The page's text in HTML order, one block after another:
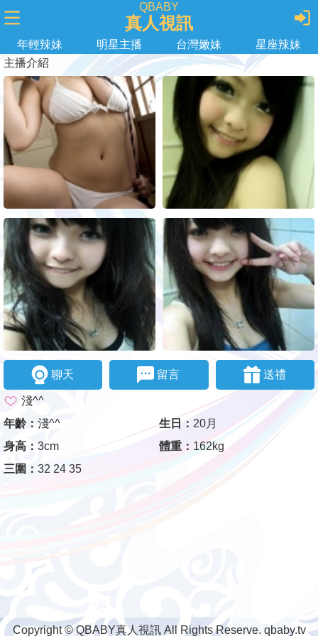
QBABY
真人視訊
年輕辣妹 明星主播 台灣嫩妹
星座辣妹
主播介紹
聊天 留言 送禮
淺^^
年齡： 淺^^ 生日： 20月
身高： 3cm 體重： 162kg
三圍： 32 24 35
Copyright © QBABY真人視訊 All Rights Reserve. qbaby.tv